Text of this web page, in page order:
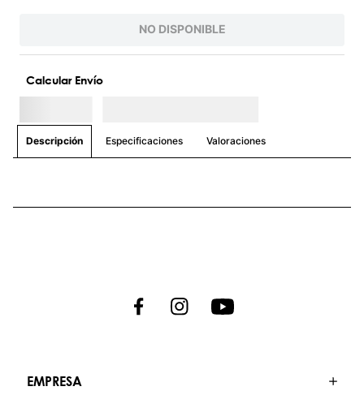
NO DISPONIBLE
Calcular Envío
Descripción Especificaciones Valoraciones
EMPRESA